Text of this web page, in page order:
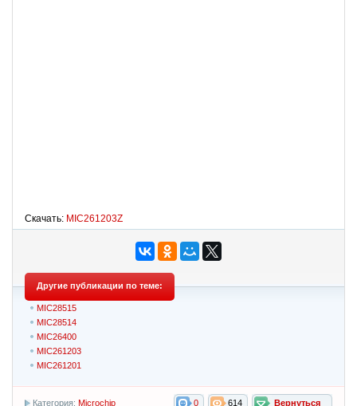
Скачать: MIC261203Z
Другие публикации по теме:
MIC28515
MIC28514
MIC26400
MIC261203
MIC261201
Вернуться
614
0
Категория: Microchip